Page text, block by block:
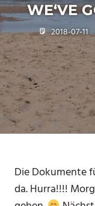
WE‘VE
2018-07-11
Die Dokumente
da. Hurra!!!!